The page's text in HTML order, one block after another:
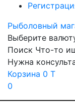
Рыболовный
Выберите
Поиск Что-то
Нужна
Корзина 0 T
0